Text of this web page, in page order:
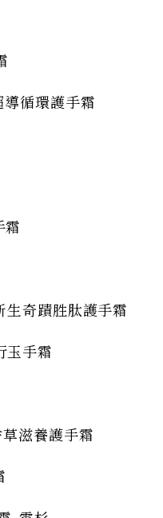
循環護手霜
霜
奇蹟胜肽護手霜
手霜
滋養護手霜